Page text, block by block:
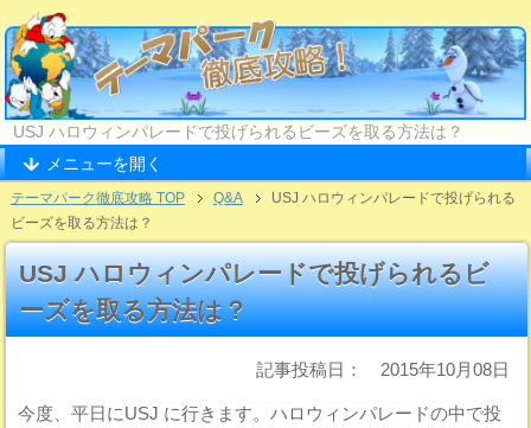
USJ ハロウィンパレードで投げられるビーズを取る方法は？
メニューを開く
テーマパーク徹底攻略 TOP Q&A
USJ ハロウィンパレードで投げられる
ビーズを取る方法は？
USJ ハロウィンパレードで投げられるビ
ーズを取る方法は？
記事投稿日： 2015年10月08日
今度、平日にUSJ に行きます。ハロウィンパレードの中で投